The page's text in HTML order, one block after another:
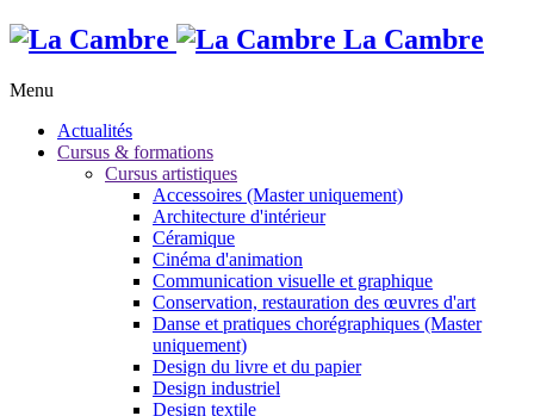
La Cambre
Menu
Actualités
Cursus & formations
Cursus artistiques
Accessoires (Master uniquement)
Architecture d'intérieur
Céramique
Cinéma d'animation
Communication visuelle et graphique
Conservation, restauration des œuvres d'art
Danse et pratiques chorégraphiques (Master
uniquement)
Design du livre et du papier
Design industriel
Design textile